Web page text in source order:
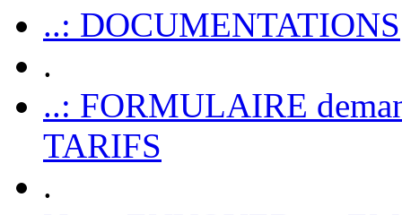
..: DOCUMENTATIONS
.
..: FORMULAIRE
TARIFS
.